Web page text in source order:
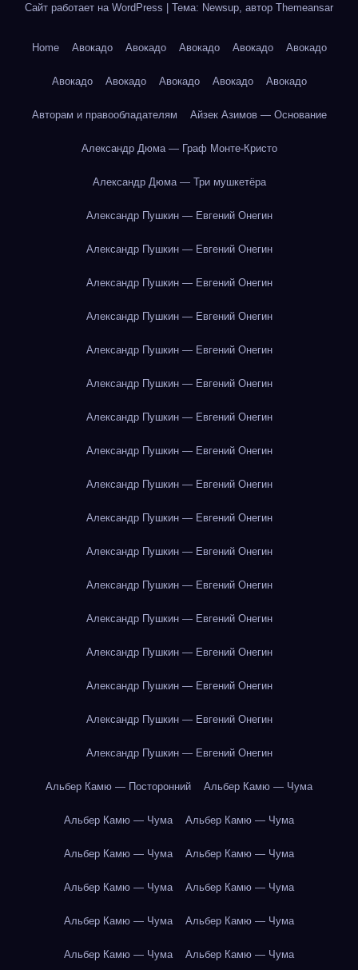
Сайт работает на WordPress Тема: Newsup, автор Themeansar
Home Авокадо Авокадо Авокадо Авокадо Авокадо
Авокадо Авокадо Авокадо Авокадо Авокадо
Авторам и правообладателям Айзек Азимов — Основание
Александр Дюма — Граф Монте-Кристо
Александр Дюма — Три мушкетёра
Александр Пушкин — Евгений Онегин
Александр Пушкин — Евгений Онегин
Александр Пушкин — Евгений Онегин
Александр Пушкин — Евгений Онегин
Александр Пушкин — Евгений Онегин
Александр Пушкин — Евгений Онегин
Александр Пушкин — Евгений Онегин
Александр Пушкин — Евгений Онегин
Александр Пушкин — Евгений Онегин
Александр Пушкин — Евгений Онегин
Александр Пушкин — Евгений Онегин
Александр Пушкин — Евгений Онегин
Александр Пушкин — Евгений Онегин
Александр Пушкин — Евгений Онегин
Александр Пушкин — Евгений Онегин
Александр Пушкин — Евгений Онегин
Александр Пушкин — Евгений Онегин
Альбер Камю — Посторонний Альбер Камю — Чума
Альбер Камю — Чума Альбер Камю — Чума
Альбер Камю — Чума Альбер Камю — Чума
Альбер Камю — Чума Альбер Камю — Чума
Альбер Камю — Чума Альбер Камю — Чума
Альбер Камю — Чума Альбер Камю — Чума